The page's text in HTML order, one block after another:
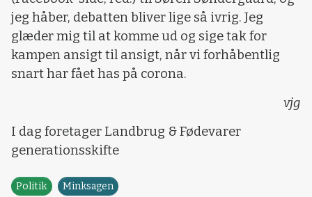
jeg håber, debatten bliver lige så ivrig. Jeg
glæder mig til at komme ud og sige tak for
kampen ansigt til ansigt, når vi forhåbentlig
snart har fået has på corona.
vjg
I dag foretager Landbrug & Fødevarer
generationsskifte
Politik Minksagen